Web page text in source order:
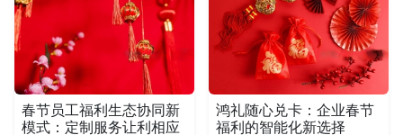
春节员工福利生态协同新
模式：定制服务让利相应
鸿礼随心兑卡：企业春节
福利的智能化新选择